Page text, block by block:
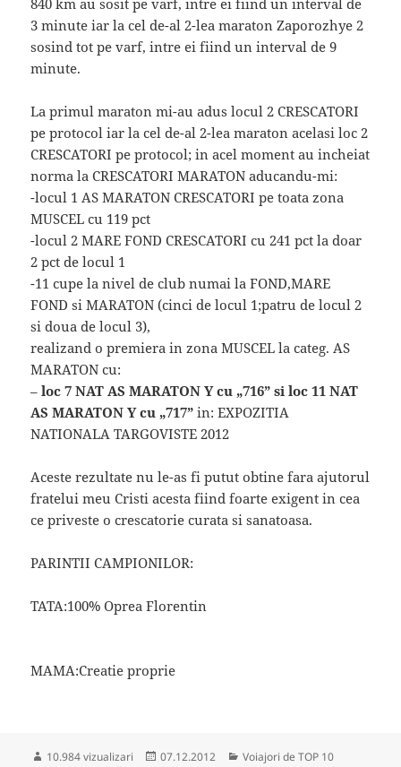
840 km au sosit pe varf, intre ei fiind un interval de
3 minute iar la cel de-al 2-lea maraton Zaporozhye 2
sosind tot pe varf, intre ei fiind un interval de 9
minute.
La primul maraton mi-au adus locul 2 CRESCATORI
pe protocol iar la cel de-al 2-lea maraton acelasi loc 2
CRESCATORI pe protocol; in acel moment au incheiat
norma la CRESCATORI MARATON aducandu-mi:
-locul 1 AS MARATON CRESCATORI pe toata zona
MUSCEL cu 119 pct
-locul 2 MARE FOND CRESCATORI cu 241 pct la doar
2 pct de locul 1
-11 cupe la nivel de club numai la FOND,MARE
FOND si MARATON (cinci de locul 1;patru de locul 2
si doua de locul 3),
realizand o premiera in zona MUSCEL la categ. AS
MARATON cu:
–loc 7 NAT AS MARATON Y cu „716” si loc 11 NAT
AS MARATON Y cu „717” in: EXPOZITIA
NATIONALA TARGOVISTE 2012
Aceste rezultate nu le-as fi putut obtine fara ajutorul
fratelui meu Cristi acesta fiind foarte exigent in cea
ce priveste o crescatorie curata si sanatoasa.
PARINTII CAMPIONILOR:
TATA:100% Oprea Florentin
MAMA:Creatie proprie
10.984 vizualizari
Publicat
07.12.2012 Categorii
Voiajori de TOP 10